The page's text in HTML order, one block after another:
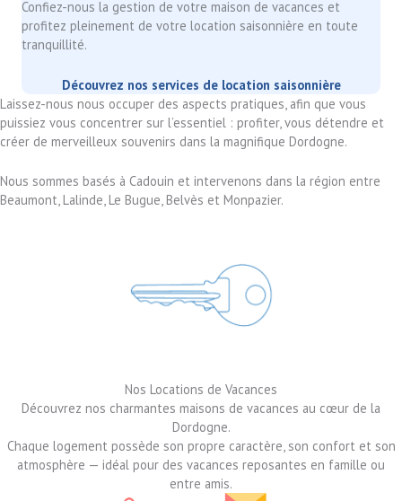
Confiez-nous la gestion de votre maison de vacances et
profitez pleinement de votre location saisonnière en toute
tranquillité.
Découvrez nos services de location saisonnière
Laissez-nous nous occuper des aspects pratiques, afin que vous
puissiez vous concentrer sur l’essentiel : profiter, vous détendre et
créer de merveilleux souvenirs dans la magnifique Dordogne.
Nous sommes basés à Cadouin et intervenons dans la région entre
Beaumont, Lalinde, Le Bugue, Belvès et Monpazier.
Nos Locations de Vacances
Découvrez nos charmantes maisons de vacances au cœur de la
Dordogne.
Chaque logement possède son propre caractère, son confort et son
atmosphère — idéal pour des vacances reposantes en famille ou
entre amis.